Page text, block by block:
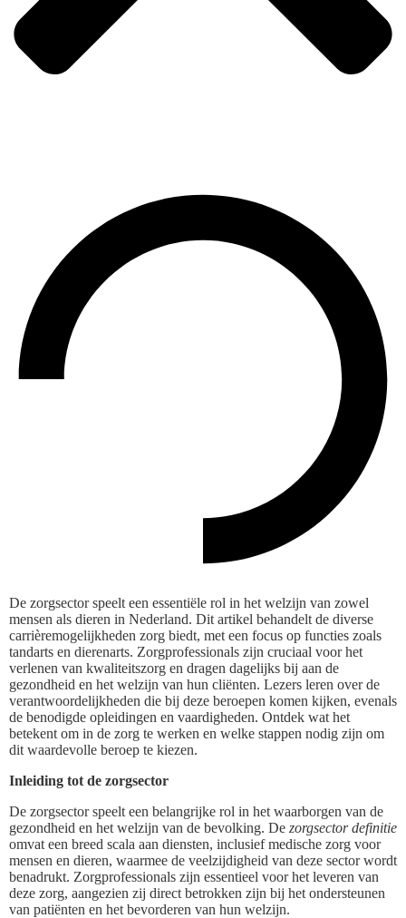
De zorgsector speelt een essentiële rol in het welzijn van zowel
mensen als dieren in Nederland. Dit artikel behandelt de diverse
carrièremogelijkheden zorg biedt, met een focus op functies zoals
tandarts en dierenarts. Zorgprofessionals zijn cruciaal voor het
verlenen van kwaliteitszorg en dragen dagelijks bij aan de
gezondheid en het welzijn van hun cliënten. Lezers leren over de
verantwoordelijkheden die bij deze beroepen komen kijken, evenals
de benodigde opleidingen en vaardigheden. Ontdek wat het
betekent om in de zorg te werken en welke stappen nodig zijn om
dit waardevolle beroep te kiezen.
Inleiding tot de zorgsector
De zorgsector speelt een belangrijke rol in het waarborgen van de
gezondheid en het welzijn van de bevolking. De zorgsector definitie
omvat een breed scala aan diensten, inclusief medische zorg voor
mensen en dieren, waarmee de veelzijdigheid van deze sector wordt
benadrukt. Zorgprofessionals zijn essentieel voor het leveren van
deze zorg, aangezien zij direct betrokken zijn bij het ondersteunen
van patiënten en het bevorderen van hun welzijn.